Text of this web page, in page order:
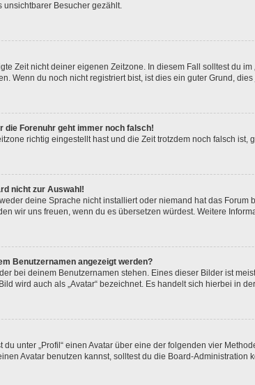
unsichtbarer Besucher gezählt.
Zeit nicht deiner eigenen Zeitzone. In diesem Fall solltest du
Wenn du noch nicht registriert bist, ist dies ein guter Grund, dies
die Forenuhr geht immer noch falsch!
richtig eingestellt hast und die Zeit trotzdem noch falsch
nicht zur Auswahl!
deine Sprache nicht installiert oder niemand hat das
wir uns freuen, wenn du es übersetzen würdest. Weitere
Benutzernamen angezeigt werden?
bei deinem Benutzernamen stehen. Eines dieser Bilder ist
wird auch als „Avatar“ bezeichnet. Es handelt sich hierbei in
du unter „Profil“ einen Avatar über eine der folgenden vier
Avatar benutzen kannst, solltest du die Board-Administration